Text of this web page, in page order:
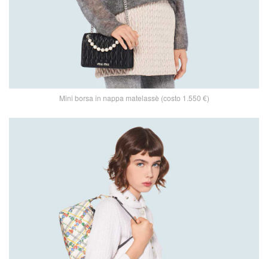
Mini borsa in nappa matelassè (costo 1.550 €)